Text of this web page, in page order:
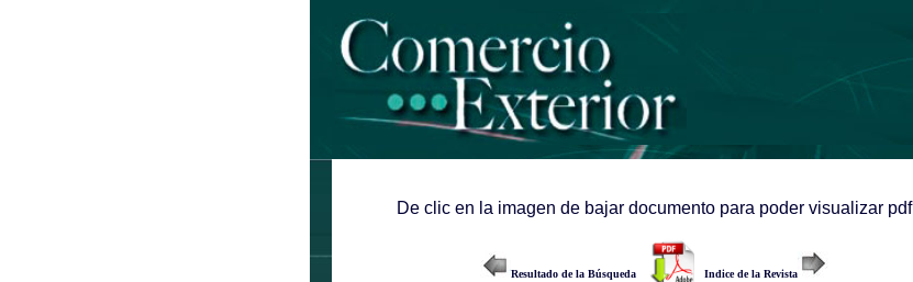
De clic en la imagen de bajar documento para poder visualizar pdf
Resultado de la Búsqueda Indice de la Revista